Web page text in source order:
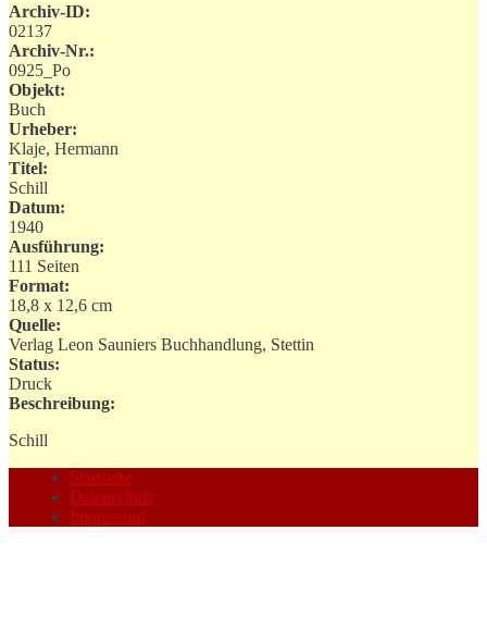
Archiv-ID:
02137
Archiv-Nr.:
0925_Po
Objekt:
Buch
Urheber:
Klaje, Hermann
Titel:
Schill
Datum:
1940
Ausführung:
111 Seiten
Format:
18,8 x 12,6 cm
Quelle:
Verlag Leon Sauniers Buchhandlung, Stettin
Status:
Druck
Beschreibung:
Schill
Startseite
Datenschutz
Impressum